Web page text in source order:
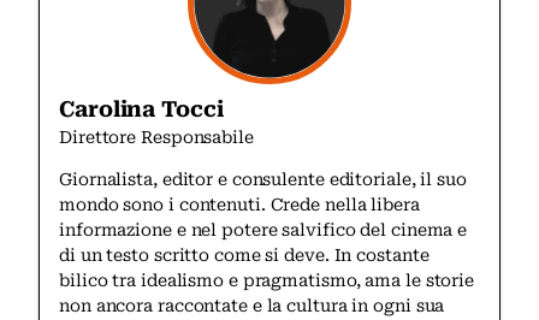
Carolina Tocci
Direttore Responsabile
Giornalista, editor e consulente editoriale, il suo
mondo sono i contenuti. Crede nella libera
informazione e nel potere salvifico del cinema e
di un testo scritto come si deve. In costante
bilico tra idealismo e pragmatismo, ama le storie
non ancora raccontate e la cultura in ogni sua